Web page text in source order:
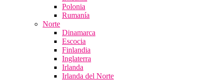
Polonia
Rumanía
Norte
Dinamarca
Escocia
Finlandia
Inglaterra
Irlanda
Irlanda del Norte